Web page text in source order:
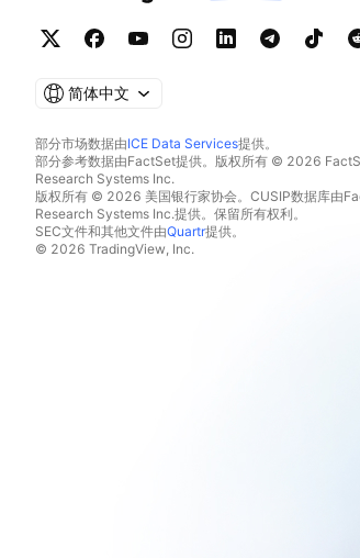
简体中文
部分市场数据由ICE Data Services提供。
部分参考数据由FactSet提供。版权所有 © 2026
Research Systems Inc.
版权所有 © 2026 美国银行家协会。CUSIP数据库由
Research Systems Inc.提供。保留所有权利。
SEC文件和其他文件由Quartr提供。
© 2026 TradingView, Inc.